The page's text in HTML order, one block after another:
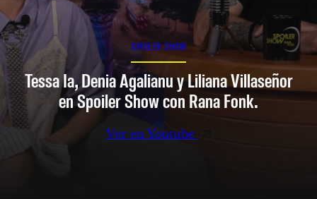
SPOILER SHOW
Tessa Ia, Denia Agalianu y Liliana Villaseñor
en Spoiler Show con Rana Fonk.
Ver en Youtube